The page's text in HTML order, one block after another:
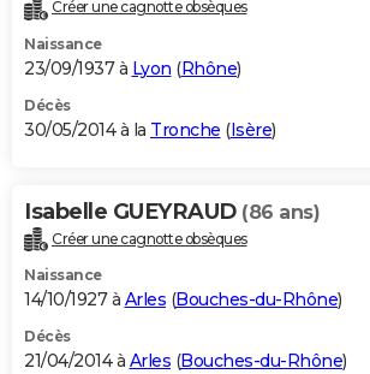
Créer une cagnotte obsèques
Naissance
23/09/1937 à Lyon (Rhône)
Décès
30/05/2014 à la Tronche (Isère)
Isabelle GUEYRAUD (86 ans)
Créer une cagnotte obsèques
Naissance
14/10/1927 à Arles (Bouches-du-Rhône)
Décès
21/04/2014 à Arles (Bouches-du-Rhône)